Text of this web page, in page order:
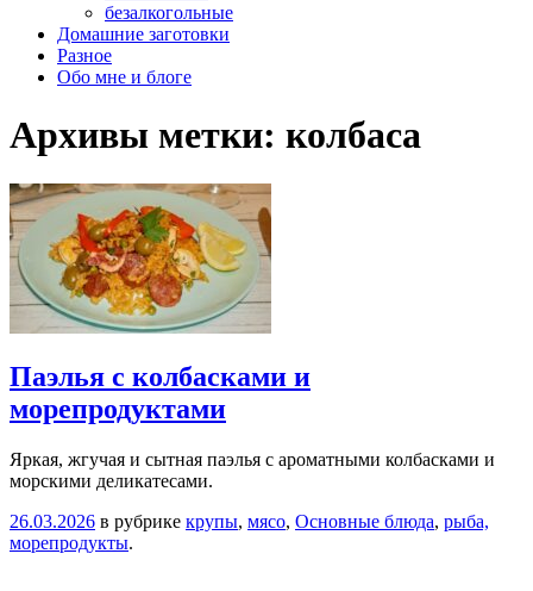
безалкогольные
Домашние заготовки
Разное
Обо мне и блоге
Архивы метки: колбаса
Паэлья с колбасками и
морепродуктами
Яркая, жгучая и сытная паэлья с ароматными колбасками и
морскими деликатесами.
26.03.2026 в рубрике крупы, мясо, Основные блюда, рыба,
морепродукты.